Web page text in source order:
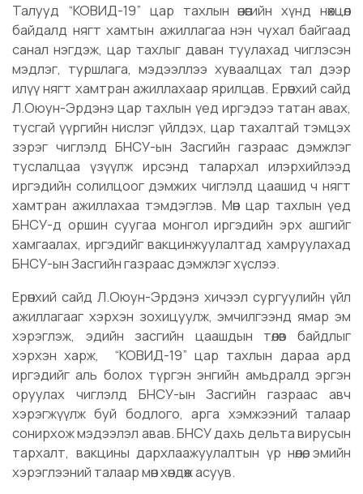
Талууд “КОВИД-19” цар тахлын өнөөгийн хүнд нөхцөл
байдалд нягт хамтын ажиллагаа нэн чухал байгаад
санал нэгдэж, цар тахлыг даван туулахад чиглэсэн
мэдлэг, туршлага, мэдээллээ хуваалцах тал дээр
илүү нягт хамтран ажиллахаар ярилцав. Ерөнхий сайд
Л.Оюун-Эрдэнэ цар тахлын үед иргэдээ татан авах,
тусгай үүргийн нислэг үйлдэх, цар тахалтай тэмцэх
зэрэг чиглэлд БНСУ-ын Засгийн газраас дэмжлэг
туслалцаа үзүүлж ирсэнд талархал илэрхийлээд
иргэдийн солилцоог дэмжих чиглэлд цаашид ч нягт
хамтран ажиллахаа тэмдэглэв. Мөн цар тахлын үед
БНСУ-д оршин суугаа монгол иргэдийн эрх ашгийг
хамгаалах, иргэдийг вакцинжуулалтад хамруулахад
БНСУ-ын Засгийн газраас дэмжлэг хүслээ.
Ерөнхий сайд Л.Оюун-Эрдэнэ хичээл сургуулийн үйл
ажиллагааг хэрхэн зохицуулж, эмчилгээнд ямар эм
хэрэглэж, эдийн засгийн цаашдын төлөв байдлыг
хэрхэн харж, “КОВИД-19” цар тахлын дараа ард
иргэдийг аль болох түргэн энгийн амьдралд эргэн
оруулах чиглэлд БНСУ-ын Засгийн газраас авч
хэрэгжүүлж буй бодлого, арга хэмжээний талаар
сонирхож мэдээлэл авав. БНСУ дахь дельта вирусын
тархалт, вакцины дархлаажуулалтын үр нөлөө, эмийн
хэрэглээний талаар мөн хөндөж асуув.